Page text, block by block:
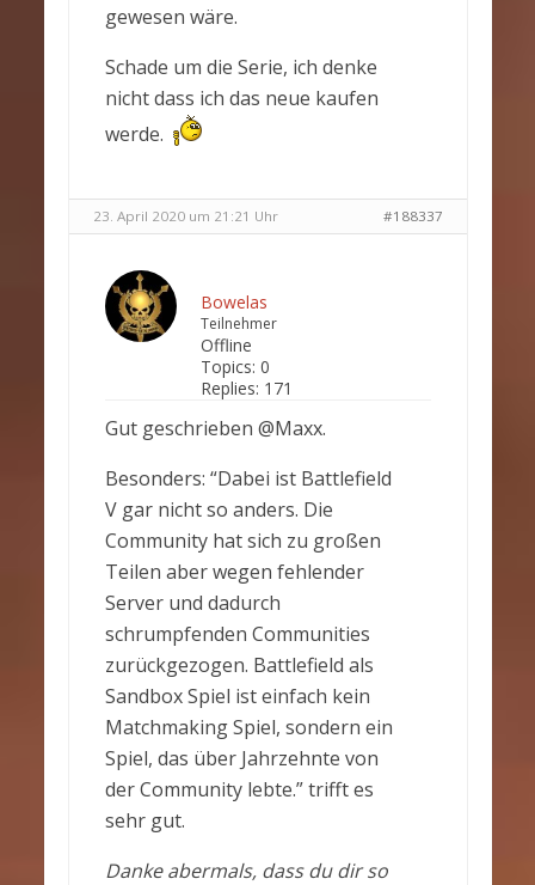
gewesen wäre.
Schade um die Serie, ich denke
nicht dass ich das neue kaufen
werde.
23. April 2020 um 21:21 Uhr #188337
Bowelas
Teilnehmer
Offline
Topics: 0
Replies: 171
Gut geschrieben @Maxx.
Besonders: “Dabei ist Battlefield
V gar nicht so anders. Die
Community hat sich zu großen
Teilen aber wegen fehlender
Server und dadurch
schrumpfenden Communities
zurückgezogen. Battlefield als
Sandbox Spiel ist einfach kein
Matchmaking Spiel, sondern ein
Spiel, das über Jahrzehnte von
der Community lebte.” trifft es
sehr gut.
Danke abermals, dass du dir so